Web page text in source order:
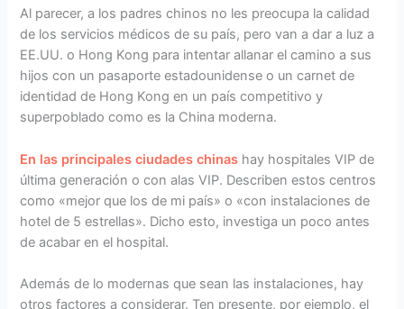
Al parecer, a los padres chinos no les preocupa la calidad
de los servicios médicos de su país, pero van a dar a luz a
EE.UU. o Hong Kong para intentar allanar el camino a sus
hijos con un pasaporte estadounidense o un carnet de
identidad de Hong Kong en un país competitivo y
superpoblado como es la China moderna.
En las principales ciudades chinas hay hospitales VIP de
última generación o con alas VIP. Describen estos centros
como «mejor que los de mi país» o «con instalaciones de
hotel de 5 estrellas». Dicho esto, investiga un poco antes
de acabar en el hospital.
Además de lo modernas que sean las instalaciones, hay
otros factores a considerar. Ten presente, por ejemplo, el